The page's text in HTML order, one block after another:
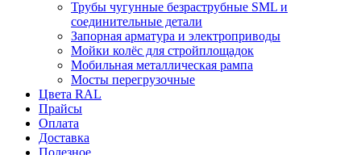
Трубы чугунные безраструбные SML и
соединительные детали
Запорная арматура и электроприводы
Мойки колёс для стройплощадок
Мобильная металлическая рампа
Мосты перегрузочные
Цвета RAL
Прайсы
Оплата
Доставка
Полезное